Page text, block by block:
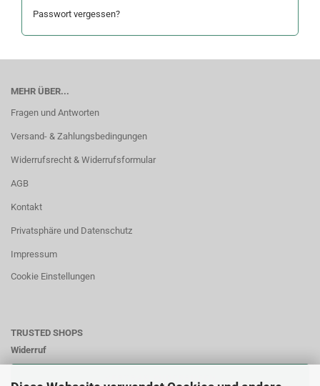
Passwort vergessen?
MEHR ÜBER...
Fragen und Antworten
Versand- & Zahlungsbedingungen
Widerrufsrecht & Widerrufsformular
AGB
Kontakt
Privatsphäre und Datenschutz
Impressum
Cookie Einstellungen
TRUSTED SHOPS
Widerruf